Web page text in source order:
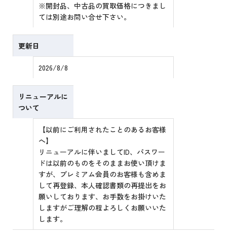
※開封品、中古品の買取価格につきまし
ては別途お問い合せ下さい。
更新日
2026/8/8
リニューアルに
ついて
【以前にご利用されたことのあるお客様
へ】
リニューアルに伴いましてID、パスワー
ドは以前のものをそのままお使い頂けま
すが、プレミアム会員のお客様も含めま
して再登録、本人確認書類の再提出をお
願いしております、お手数をお掛けいた
しますがご理解の程よろしくお願いいた
します。